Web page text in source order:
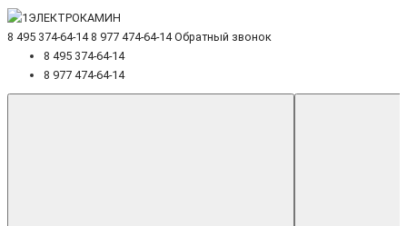
8 495 374-64-14 8 977 474-64-14 Обратный звонок
8 495 374-64-14
8 977 474-64-14